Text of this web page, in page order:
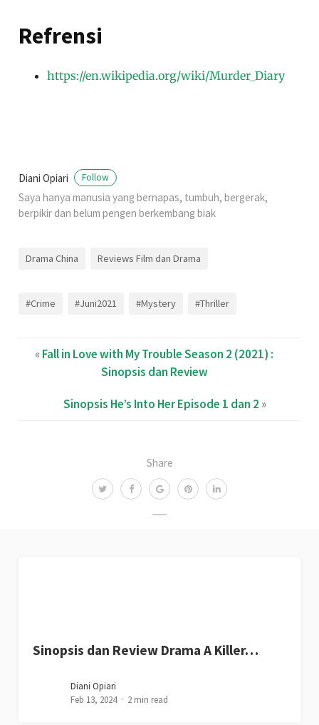
Share
Refrensi
https://en.wikipedia.org/wiki/Murder_Diary
Diani Opiari Follow
Saya hanya manusia yang bernapas, tumbuh, bergerak,
berpikir dan belum pengen berkembang biak
Drama China Reviews Film dan Drama
#Crime #Juni2021 #Mystery #Thriller
«Fall in Love with My Trouble Season 2 (2021) :
Sinopsis dan Review
Sinopsis He’s Into Her Episode 1 dan 2 »
Sinopsis dan Review Drama A Killer…
Diani Opiari
Feb 13, 2024
2 min read